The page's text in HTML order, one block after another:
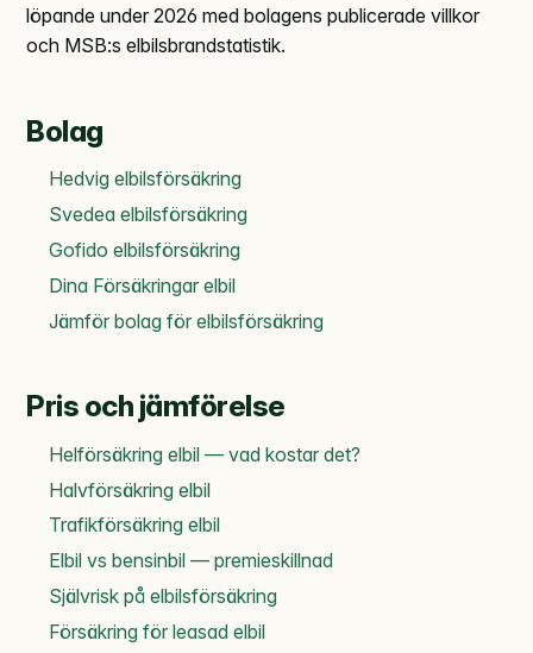
löpande under 2026 med bolagens publicerade villkor
och MSB:s elbilsbrandstatistik.
Bolag
Hedvig elbilsförsäkring
Svedea elbilsförsäkring
Gofido elbilsförsäkring
Dina Försäkringar elbil
Jämför bolag för elbilsförsäkring
Pris och jämförelse
Helförsäkring elbil — vad kostar det?
Halvförsäkring elbil
Trafikförsäkring elbil
Elbil vs bensinbil — premieskillnad
Självrisk på elbilsförsäkring
Försäkring för leasad elbil